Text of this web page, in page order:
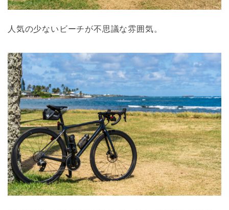
人気の少ないビーチが不思議な雰囲気。